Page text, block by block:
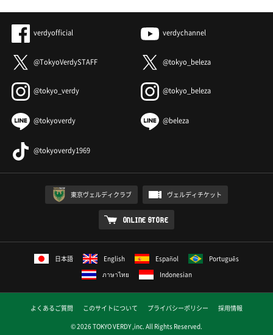
verdyofficial verdychannel
@TokyoVerdySTAFF @tokyo_beleza
@tokyo_verdy @tokyo_beleza
@tokyoverdy @beleza
@tokyoverdy1969
東京ヴェルディクラブ ヴェルディチケット
ONLINE STORE
日本語 English Español
Português
ภาษาไทย
Indonesian
よくあるご質問 このサイトについて プライバシーポリシー
採用情報
© 2026 TOKYO VERDY ,inc. All Rights Reserved.